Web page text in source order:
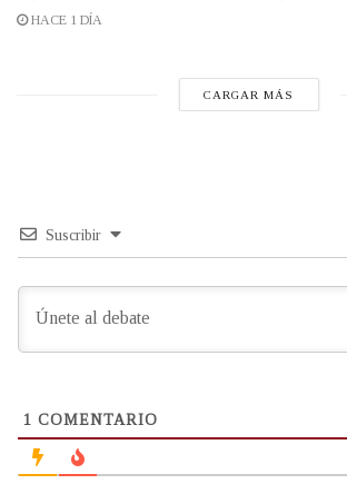
HACE 1 DÍA
CARGAR MÁS
Suscribir
1 COMENTARIO